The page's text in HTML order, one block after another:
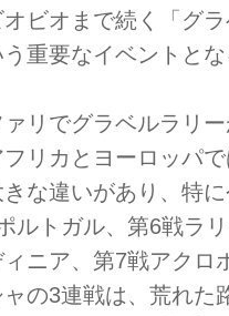
ビオまで続く「グ
重要なイベントとな
リでグラベルラリ
リカとヨーロッパ
な違いがあり、特
ルトガル、第6戦ラ
ニア、第7戦アクロ
の3連戦は、荒れた